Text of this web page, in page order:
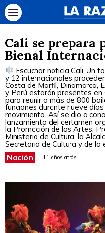
Cali se prepara
Bienal
Escuchar noticia Cali. Un
y 12 internacionales
Costa de Marfil, Dinamarca,
y Perú estarán presentes en
para reunir a más de 800
funciones durante nueve
movimiento. Así se dio a
lanzamiento del certamen
la Promoción de las Artes,
Ministerio de Cultura, la
Secretaría de Cultura y de la
Nación 11 años atrás